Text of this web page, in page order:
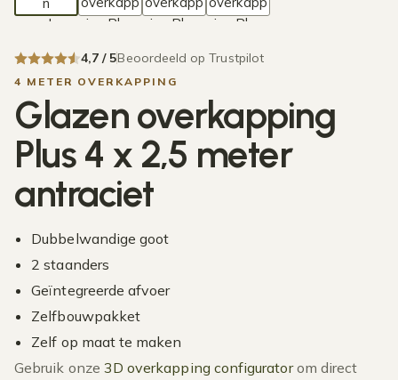
4,7 / 5Beoordeeld op Trustpilot
4 METER OVERKAPPING
Glazen overkapping
Plus 4 x 2,5 meter
antraciet
Dubbelwandige goot
2 staanders
Geïntegreerde afvoer
Zelfbouwpakket
Zelf op maat te maken
Gebruik onze 3D overkapping configuratorom direct